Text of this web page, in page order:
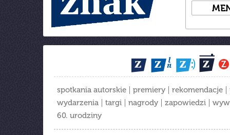
spotkania autorskie premiery rekomendacje
wydarzenia
targi nagrody zapowiedzi
60. urodziny